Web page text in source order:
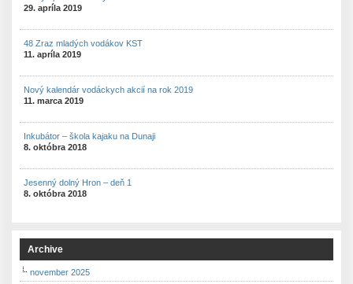
29. apríla 2019
48 Zraz mladých vodákov KST
11. apríla 2019
Nový kalendár vodáckych akcií na rok 2019
11. marca 2019
Inkubátor – škola kajaku na Dunaji
8. októbra 2018
Jesenný dolný Hron – deň 1
8. októbra 2018
Archive
november 2025